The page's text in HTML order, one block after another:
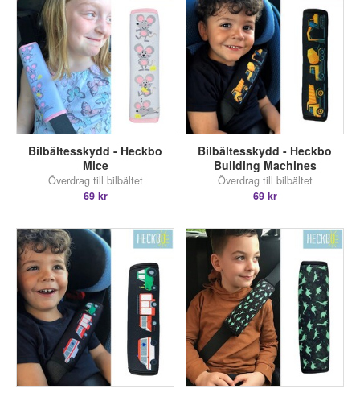
Bilbältesskydd - Heckbo
Mice
Överdrag till bilbältet
69 kr
Bilbältesskydd - Heckbo
Building Machines
Överdrag till bilbältet
69 kr